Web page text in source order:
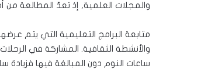
والمجلات العلمية, إذ تعدّ المطالعة من
متابعة البرامج التعليمية التي يتم
والأنشطة الثقافية. المشاركة في
ساعات النوم دون المبالغة فيها